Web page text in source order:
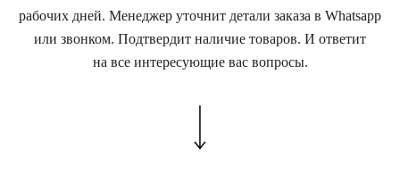
рабочих дней. Менеджер уточнит детали заказа в Whatsapp
или звонком. Подтвердит наличие товаров. И ответит
на все интересующие вас вопросы.